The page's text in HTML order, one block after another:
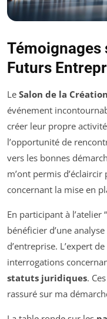
Témoignages
Futurs
Le Salon de la
événement
créer leur propre
l’opportunité de
vers les bonnes
m’ont permis
concernant la mise en
En participant à l’atelier “
bénéficier d’une
d’entreprise. L’expert
interrogations
statuts juridiques.
rassuré sur ma